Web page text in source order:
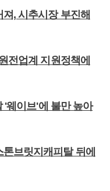
, 시추시장 부진해
전업계 지원정책에
'웨이브'에 불만 높아
브릿지캐피탈 뒤에